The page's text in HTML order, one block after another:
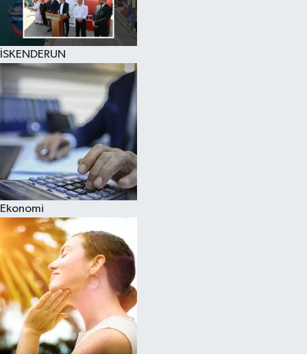
İSKENDERUN
Ekonomi